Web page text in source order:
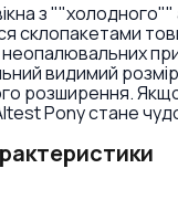
з
склопакетами
видимий
розширення. Якщо
Pony стане